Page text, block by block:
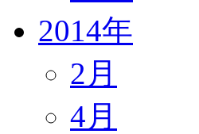
2014年
2月
4月